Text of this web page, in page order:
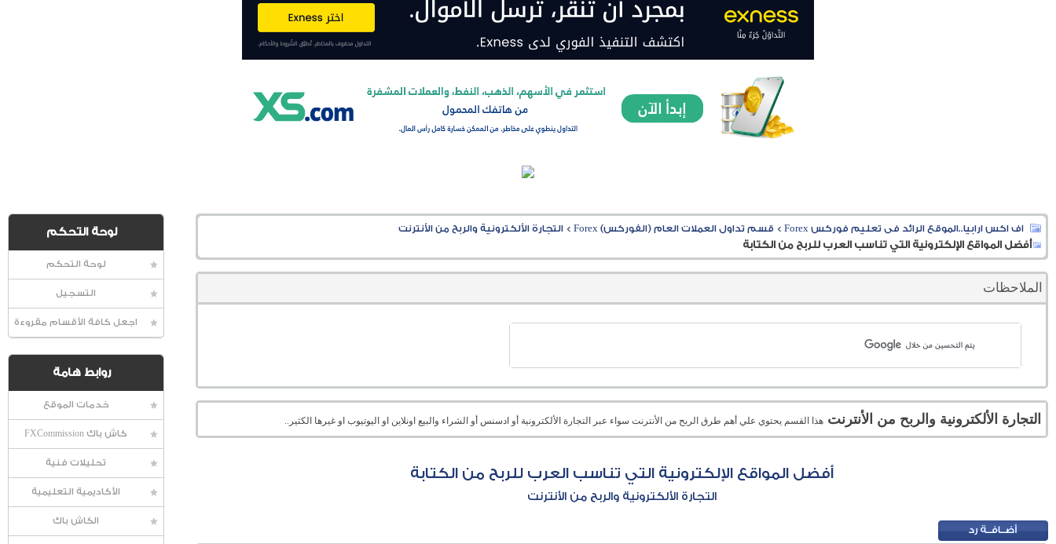
لوحة التحكم
لوحة التحكم
التسجيل
اجعل كافة الأقسام مقروءة
روابط هامة
خدمات الموقع
كاش باك FXCommission
تحليلات فنية
الأكاديمية التعليمية
الكاش باك
اف اكس ارابيا..الموقع الرائد فى تعليم فوركس Forex > قسم تداول العملات العام (الفوركس) Forex >التجارة الألكترونية والربح من الأنترنت
أفضل المواقع الإلكترونية التي تناسب العرب للربح من الكتابة
الملاحظات
التجارة الألكترونية والربح من الأنترنت هذا القسم يحتوي علي أهم طرق الربح من الأنترنت سواء عبر التجارة الألكترونية أو ادسنس أو الشراء والبيع اونلاين او اليوتيوب او غيرها الكثير..
أفضل المواقع الإلكترونية التي تناسب العرب للربح من الكتابة
التجارة الألكترونية والربح من الأنترنت